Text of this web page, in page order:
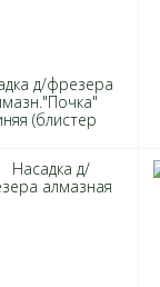
д/фрезера
(блистер